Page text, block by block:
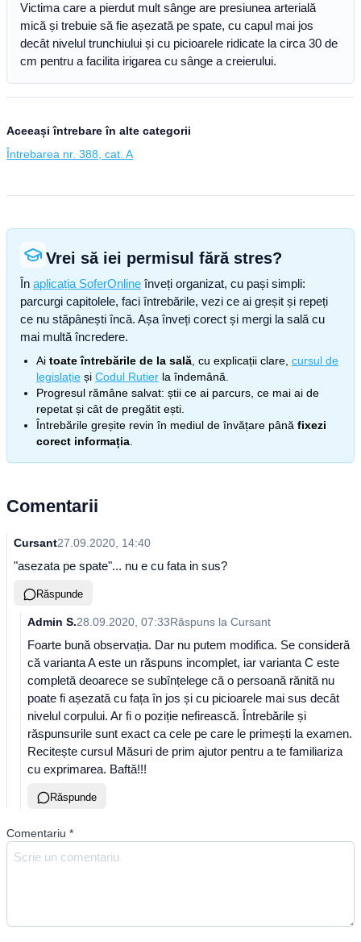
Victima care a pierdut mult sânge are presiunea arterială
mică și trebuie să fie așezată pe spate, cu capul mai jos
decât nivelul trunchiului și cu picioarele ridicate la circa 30 de
cm pentru a facilita irigarea cu sânge a creierului.
Aceeași întrebare în alte categorii
Întrebarea nr. 388, cat. A
Vrei să iei permisul fără stres?
În aplicația SoferOnline înveți organizat, cu pași simpli:
parcurgi capitolele, faci întrebările, vezi ce ai greșit și repeți
ce nu stăpânești încă. Așa înveți corect și mergi la sală cu
mai multă încredere.
Ai toate întrebările de la sală , cu explicații clare, cursul de
legislație și Codul Rutier la îndemână.
Progresul rămâne salvat: știi ce ai parcurs, ce mai ai de
repetat și cât de pregătit ești.
Întrebările greșite revin în mediul de învățare până fixezi
corect informația
Comentarii
Cursant27.09.2020, 14:40
"asezata pe spate"... nu e cu fata in sus?
Răspunde
Admin S.28.09.2020, 07:33Răspuns la Cursant
Foarte bună observația. Dar nu putem modifica. Se consideră
că varianta A este un răspuns incomplet, iar varianta C este
completă deoarece se subînțelege că o persoană rănită nu
poate fi așezată cu fața în jos și cu picioarele mai sus decât
nivelul corpului. Ar fi o poziție nefirească. Întrebările și
răspunsurile sunt exact ca cele pe care le primești la examen.
Recitește cursul Măsuri de prim ajutor pentru a te familiariza
cu exprimarea. Baftă!!!
Răspunde
Comentariu *